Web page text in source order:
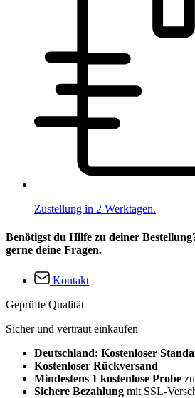
Zustellung in 2 Werktagen.
Benötigst du Hilfe zu deiner
gerne deine Fragen.
Kontakt
Geprüfte Qualität
Sicher und vertraut einkaufen
Deutschland: Kostenloser
Kostenloser Rückversand
Mindestens 1 kostenlose Probe
Sichere Bezahlung mit SSL-